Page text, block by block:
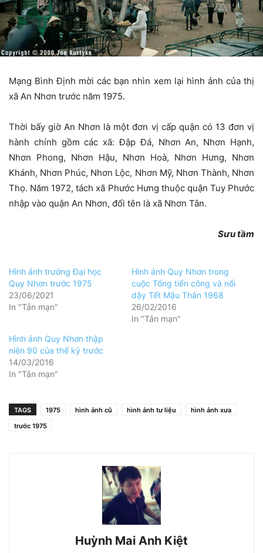
Mạng Bình Định mời các bạn nhìn xem lại hình ảnh của thị
xã An Nhơn trước năm 1975.
Thời bấy giờ An Nhơn là một đơn vị cấp quận có 13 đơn vị
hành chính gồm các xã: Đập Đá, Nhơn An, Nhơn Hạnh,
Nhơn Phong, Nhơn Hậu, Nhơn Hoà, Nhơn Hưng, Nhơn
Khánh, Nhơn Phúc, Nhơn Lộc, Nhơn Mỹ, Nhơn Thành, Nhơn
Thọ. Năm 1972, tách xã Phước Hưng thuộc quận Tuy Phước
nhập vào quận An Nhơn, đổi tên là xã Nhơn Tân.
Sưu tầm
Hình ảnh trường Đại học
Quy Nhơn trước 1975
23/06/2021
In "Tản mạn"
Hình ảnh Quy Nhơn trong
cuộc Tổng tiến công và nổi
dậy Tết Mậu Thân 1968
26/02/2016
In "Tản mạn"
Hình ảnh Quy Nhơn thập
niên 90 của thế kỷ trước
14/03/2016
In "Tản mạn"
TAGS 1975 hình ảnh cũ hình ảnh tư liệu
hình ảnh xưa
trước 1975
Huỳnh Mai Anh Kiệt